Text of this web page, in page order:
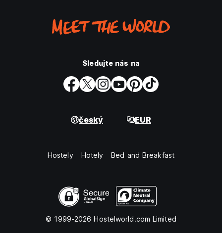
Sledujte nás na
český EUR
Hostely Hotely Bed and Breakfast
© 1999-2026 Hostelworld.com Limited